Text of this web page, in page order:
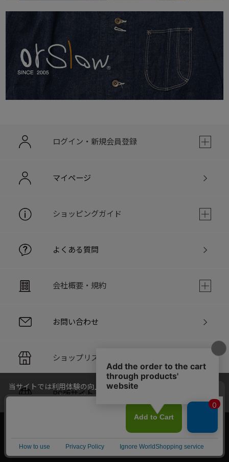
ログイン・新規会員登録
マイページ
ショッピングガイド
よくある質問
会社概要・規約
お問い合わせ
ショップリスト
PC版サイト
Copyright © LOFTMAN COMPANY. All rights reserved.
当サイトでは利用体験の向上およびコンテンツの最適な提供、ト
ラフィックの分析を目的としてCookieを使用しています。
サイトの閲覧を継続された場合、Cookieの利用に同意したことも
をご確認ください。
承諾する